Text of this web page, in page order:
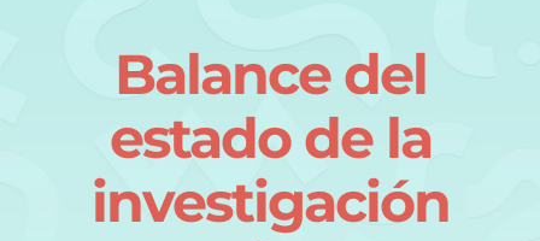
Observatorio
Base de datos
Balance del
estado de la
investigación